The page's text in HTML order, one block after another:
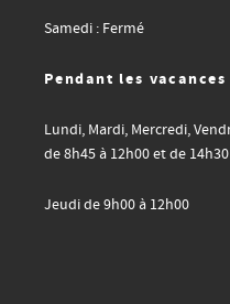
Samedi : Fermé
Pendant les
Lundi, Mardi, Mercredi,
de 8h45 à 12h00 et de
Jeudi de 9h00 à 12h00